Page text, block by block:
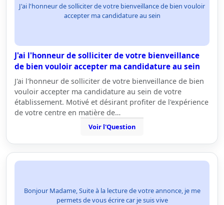
J'ai l'honneur de solliciter de votre bienveillance de bien vouloir
accepter ma candidature au sein
J'ai l'honneur de solliciter de votre bienveillance
de bien vouloir accepter ma candidature au sein
J'ai l'honneur de solliciter de votre bienveillance de bien
vouloir accepter ma candidature au sein de votre
établissement. Motivé et désirant profiter de l'expérience
de votre centre en matière de…
Voir l'Question
Bonjour Madame, Suite à la lecture de votre annonce, je me
permets de vous écrire car je suis vive